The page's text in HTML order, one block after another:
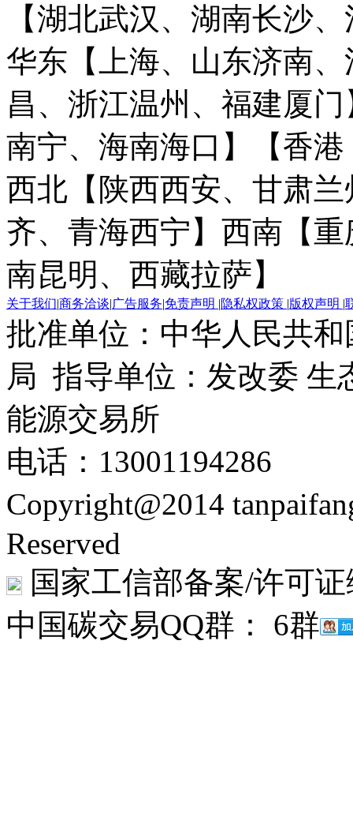
【湖北武汉、湖南长沙
华东【上海、山东济南
昌、浙江温州、福建厦门
南宁、海南海口】
【香
西北【陕西西安、甘肃
齐、青海西宁】 西南【
南昆明、西藏拉萨】
关于我们|商务洽谈|广告服务|免责声明 |隐私权政策 |版权声明 |
批准单位：中华人民共
局 指导单位：发改委 生
能源交易所
电话：13001194286
Copyright@2014
Reserved
国家工信部备案/许可
中国碳交易QQ群： 6群